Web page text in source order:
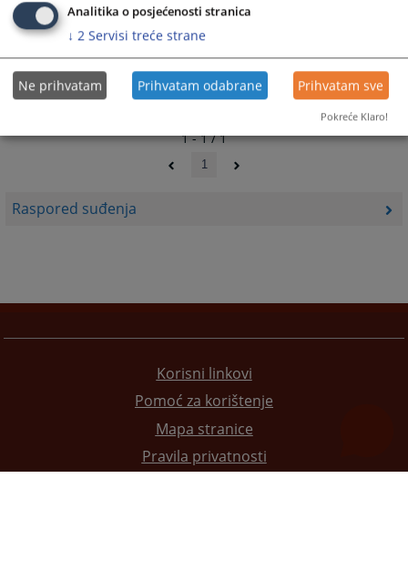
Raspored suđenja
1 - 1 / 1
1
Korisni linkovi
Pomoć za korištenje
Mapa stranice
Pravila privatnosti
Analitika o posjećenosti stranica
↓ 2 Servisi treće strane
Ne prihvatam Prihvatam odabrane Prihvatam sve
Pokreće Klaro!